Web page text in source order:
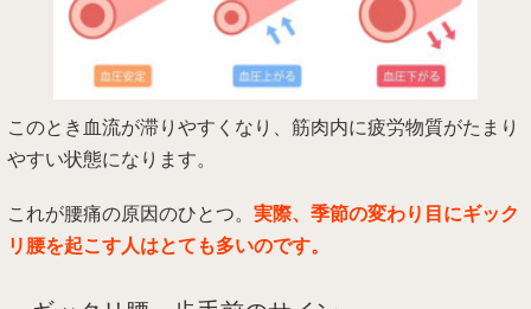
このとき血流が滞りやすくなり、筋肉内に疲労物質がたまり
やすい状態になります。
これが腰痛の原因のひとつ。 実際、季節の変わり目にギック
リ腰を起こす人はとても多いのです。